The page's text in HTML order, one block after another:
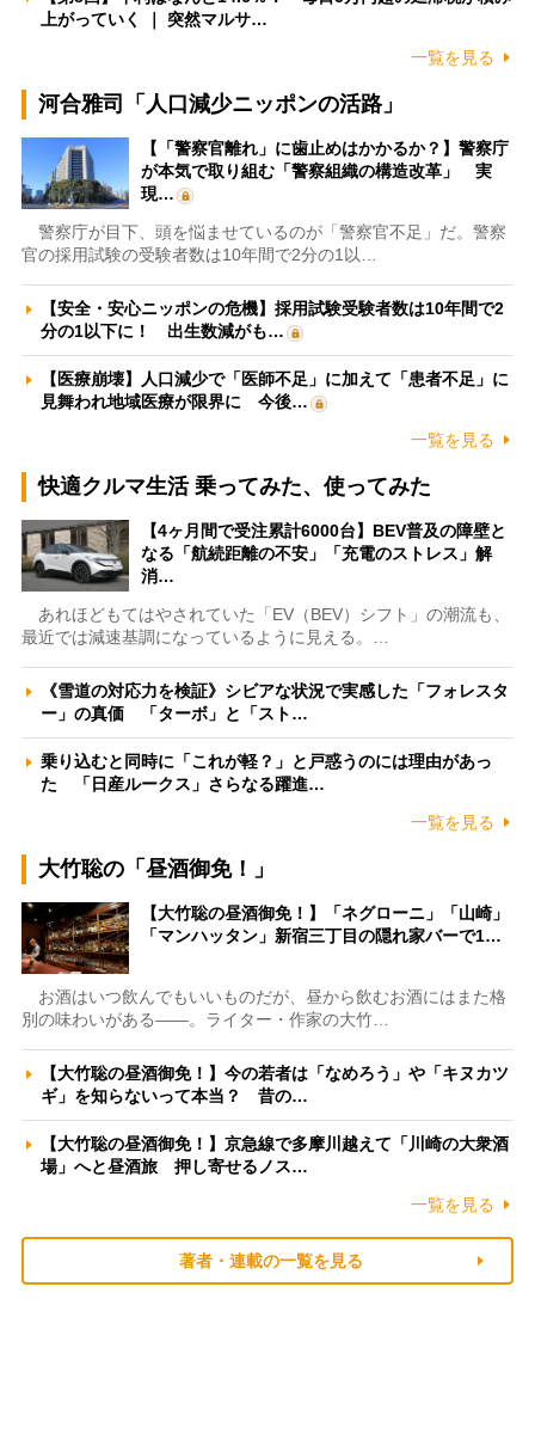
上がっていく ｜ 突然マルサ…
一覧を見る
河合雅司「人口減少ニッポンの活路」
【「警察官離れ」に歯止めはかかるか？】警察庁
が本気で取り組む「警察組織の構造改革」 実
現…
警察庁が目下、頭を悩ませているのが「警察官不足」だ。警察
官の採用試験の受験者数は10年間で2分の1以…
【安全・安心ニッポンの危機】採用試験受験者数は10年間で2
分の1以下に！ 出生数減がも…
【医療崩壊】人口減少で「医師不足」に加えて「患者不足」に
見舞われ地域医療が限界に 今後…
一覧を見る
快適クルマ生活 乗ってみた、使ってみた
【4ヶ月間で受注累計6000台】BEV普及の障壁と
なる「航続距離の不安」「充電のストレス」解
消…
あれほどもてはやされていた「EV（BEV）シフト」の潮流も、
最近では減速基調になっているように見える。…
《雪道の対応力を検証》シビアな状況で実感した「フォレスタ
ー」の真価 「ターボ」と「スト…
乗り込むと同時に「これが軽？」と戸惑うのには理由があっ
た 「日産ルークス」さらなる躍進…
一覧を見る
大竹聡の「昼酒御免！」
【大竹聡の昼酒御免！】「ネグローニ」「山崎」
「マンハッタン」新宿三丁目の隠れ家バーで1…
お酒はいつ飲んでもいいものだが、昼から飲むお酒にはまた格
別の味わいがある――。ライター・作家の大竹…
【大竹聡の昼酒御免！】今の若者は「なめろう」や「キヌカツ
ギ」を知らないって本当？ 昔の…
【大竹聡の昼酒御免！】京急線で多摩川越えて「川崎の大衆酒
場」へと昼酒旅 押し寄せるノス…
一覧を見る
著者・連載の一覧を見る